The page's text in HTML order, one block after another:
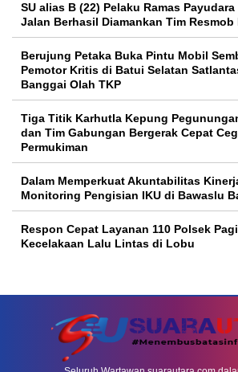
SU alias B (22) Pelaku Ramas
Jalan Berhasil Diamankan Tim
Berujung Petaka Buka Pintu Mobil
Pemotor Kritis di Batui Selatan
Banggai Olah TKP
Tiga Titik Karhutla Kepung
dan Tim Gabungan Bergerak Cepat
Permukiman
Dalam Memperkuat Akuntabilitas
Monitoring Pengisian IKU di Bawaslu
Respon Cepat Layanan 110 Polsek
Kecelakaan Lalu Lintas di Lobu